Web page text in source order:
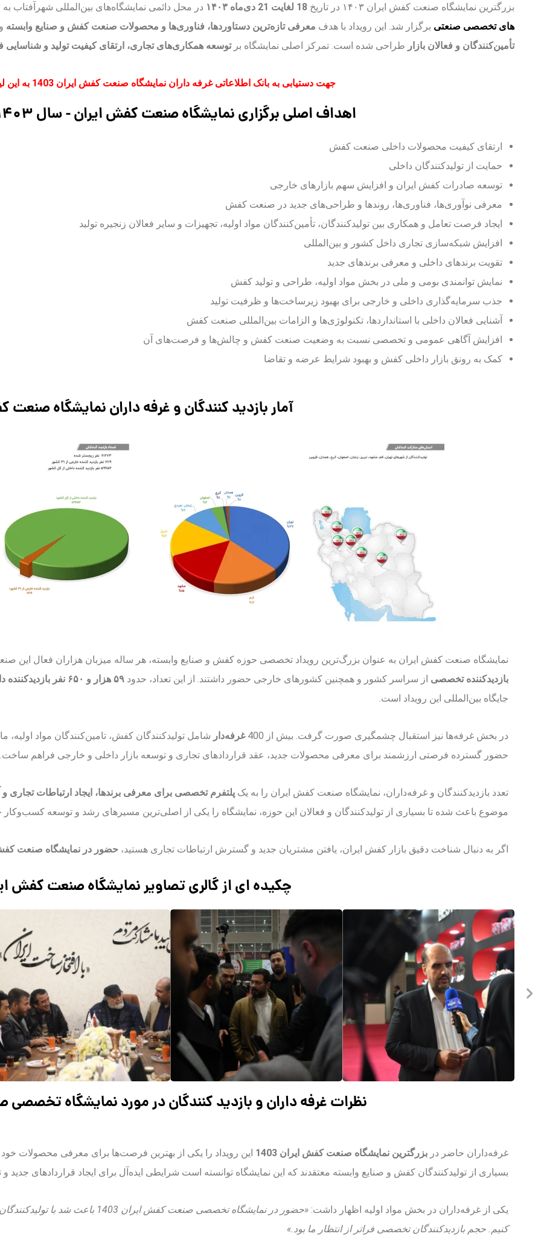
بزرگترین نمایشگاه صنعت کفش ایران ۱۴۰۳ در تاریخ 18 لغایت 21 دی‌ماه ۱۴۰۳
در محل دائمی نمایشگاه‌های بین‌المللی شهرآفتاب
های تخصصی صنعتی برگزار شد. این رویداد با هدف معرفی تازه‌ترین دستاوردها، فناوری‌ها و محصولات صنعت کفش و صنایع وابسته
تأمین‌کنندگان و فعالان بازار طراحی شده است. تمرکز اصلی نمایشگاه برتوسعه همکاری‌های تجاری، ارتقای کیفیت تولید و
جهت دستیابی به بانک اطلاعاتی غرفه داران نمایشگاه صنعت کفش ایران 1403 به این لینک مراجعه کنید.
اهداف اصلی برگزاری نمایشگاه صنعت کفش ایران - سال 1403
ارتقای کیفیت محصولات داخلی صنعت کفش
حمایت از تولیدکنندگان داخلی
توسعه صادرات کفش ایران و افزایش سهم بازارهای خارجی
معرفی نوآوری‌ها، فناوری‌ها، روندها و طراحی‌های جدید در صنعت کفش
ایجاد فرصت تعامل و همکاری بین تولیدکنندگان، تأمین‌کنندگان مواد اولیه، تجهیزات و سایر فعالان زنجیره تولید
افزایش شبکه‌سازی تجاری داخل کشور و بین‌المللی
تقویت برندهای داخلی و معرفی برندهای جدید
نمایش توانمندی بومی و ملی در بخش مواد اولیه، طراحی و تولید کفش
جذب سرمایه‌گذاری داخلی و خارجی برای بهبود زیرساخت‌ها و ظرفیت تولید
آشنایی فعالان داخلی با استانداردها، تکنولوژی‌ها و الزامات بین‌المللی صنعت کفش
افزایش آگاهی عمومی و تخصصی نسبت به وضعیت صنعت کفش و چالش‌ها و فرصت‌های آن
کمک به رونق بازار داخلی کفش و بهبود شرایط عرضه و تقاضا
آمار بازدید کنندگان و غرفه داران نمایشگاه
نمایشگاه صنعت کفش ایران به عنوان بزرگ‌ترین رویداد تخصصی حوزه کفش و صنایع وابسته، هر ساله میزبان هزاران فعال این
بازدیدکننده تخصصی از سراسر کشور و همچنین کشورهای خارجی حضور داشتند. از این تعداد، حدود ۵۹ هزار و ۶۵۰ نفر بازدیدکننده داخلی
جایگاه بین‌المللی این رویداد است.
در بخش غرفه‌ها نیز استقبال چشمگیری صورت گرفت. بیش از 400 غرفه‌دار شامل تولیدکنندگان کفش، تامین‌کنندگان مواد
حضور گسترده فرصتی ارزشمند برای معرفی محصولات جدید، عقد قراردادهای تجاری و توسعه بازار داخلی و خارجی فراهم ساخت.
تعدد بازدیدکنندگان و غرفه‌داران، نمایشگاه صنعت کفش ایران را به یک پلتفرم تخصصی برای معرفی برندها، ایجاد ارتباطات تجاری
موضوع باعث شده تا بسیاری از تولیدکنندگان و فعالان این حوزه، نمایشگاه را یکی از اصلی‌ترین مسیرهای رشد و توسعه کسب‌وکار
اگر به دنبال شناخت دقیق بازار کفش ایران، یافتن مشتریان جدید و گسترش ارتباطات تجاری هستید، حضور در نمایشگاه صنعت
چکیده ای از گالری تصاویر نمایشگاه صنعت کفش
نظرات غرفه داران و بازدید کنندگان در مورد نمایشگاه
غرفه‌داران حاضر در بزرگترین نمایشگاه صنعت کفش ایران 1403
این رویداد را یکی از بهترین فرصت‌ها برای معرفی محصولات
بسیاری از تولیدکنندگان کفش و صنایع وابسته معتقدند که این نمایشگاه توانسته است شرایطی ایده‌آل برای ایجاد قراردادهای جدید و
یکی از غرفه‌داران در بخش مواد اولیه اظهار داشت:
«حضور در نمایشگاه تخصصی صنعت کفش
کنیم. حجم بازدیدکنندگان تخصصی فراتر از انتظار ما بود.»